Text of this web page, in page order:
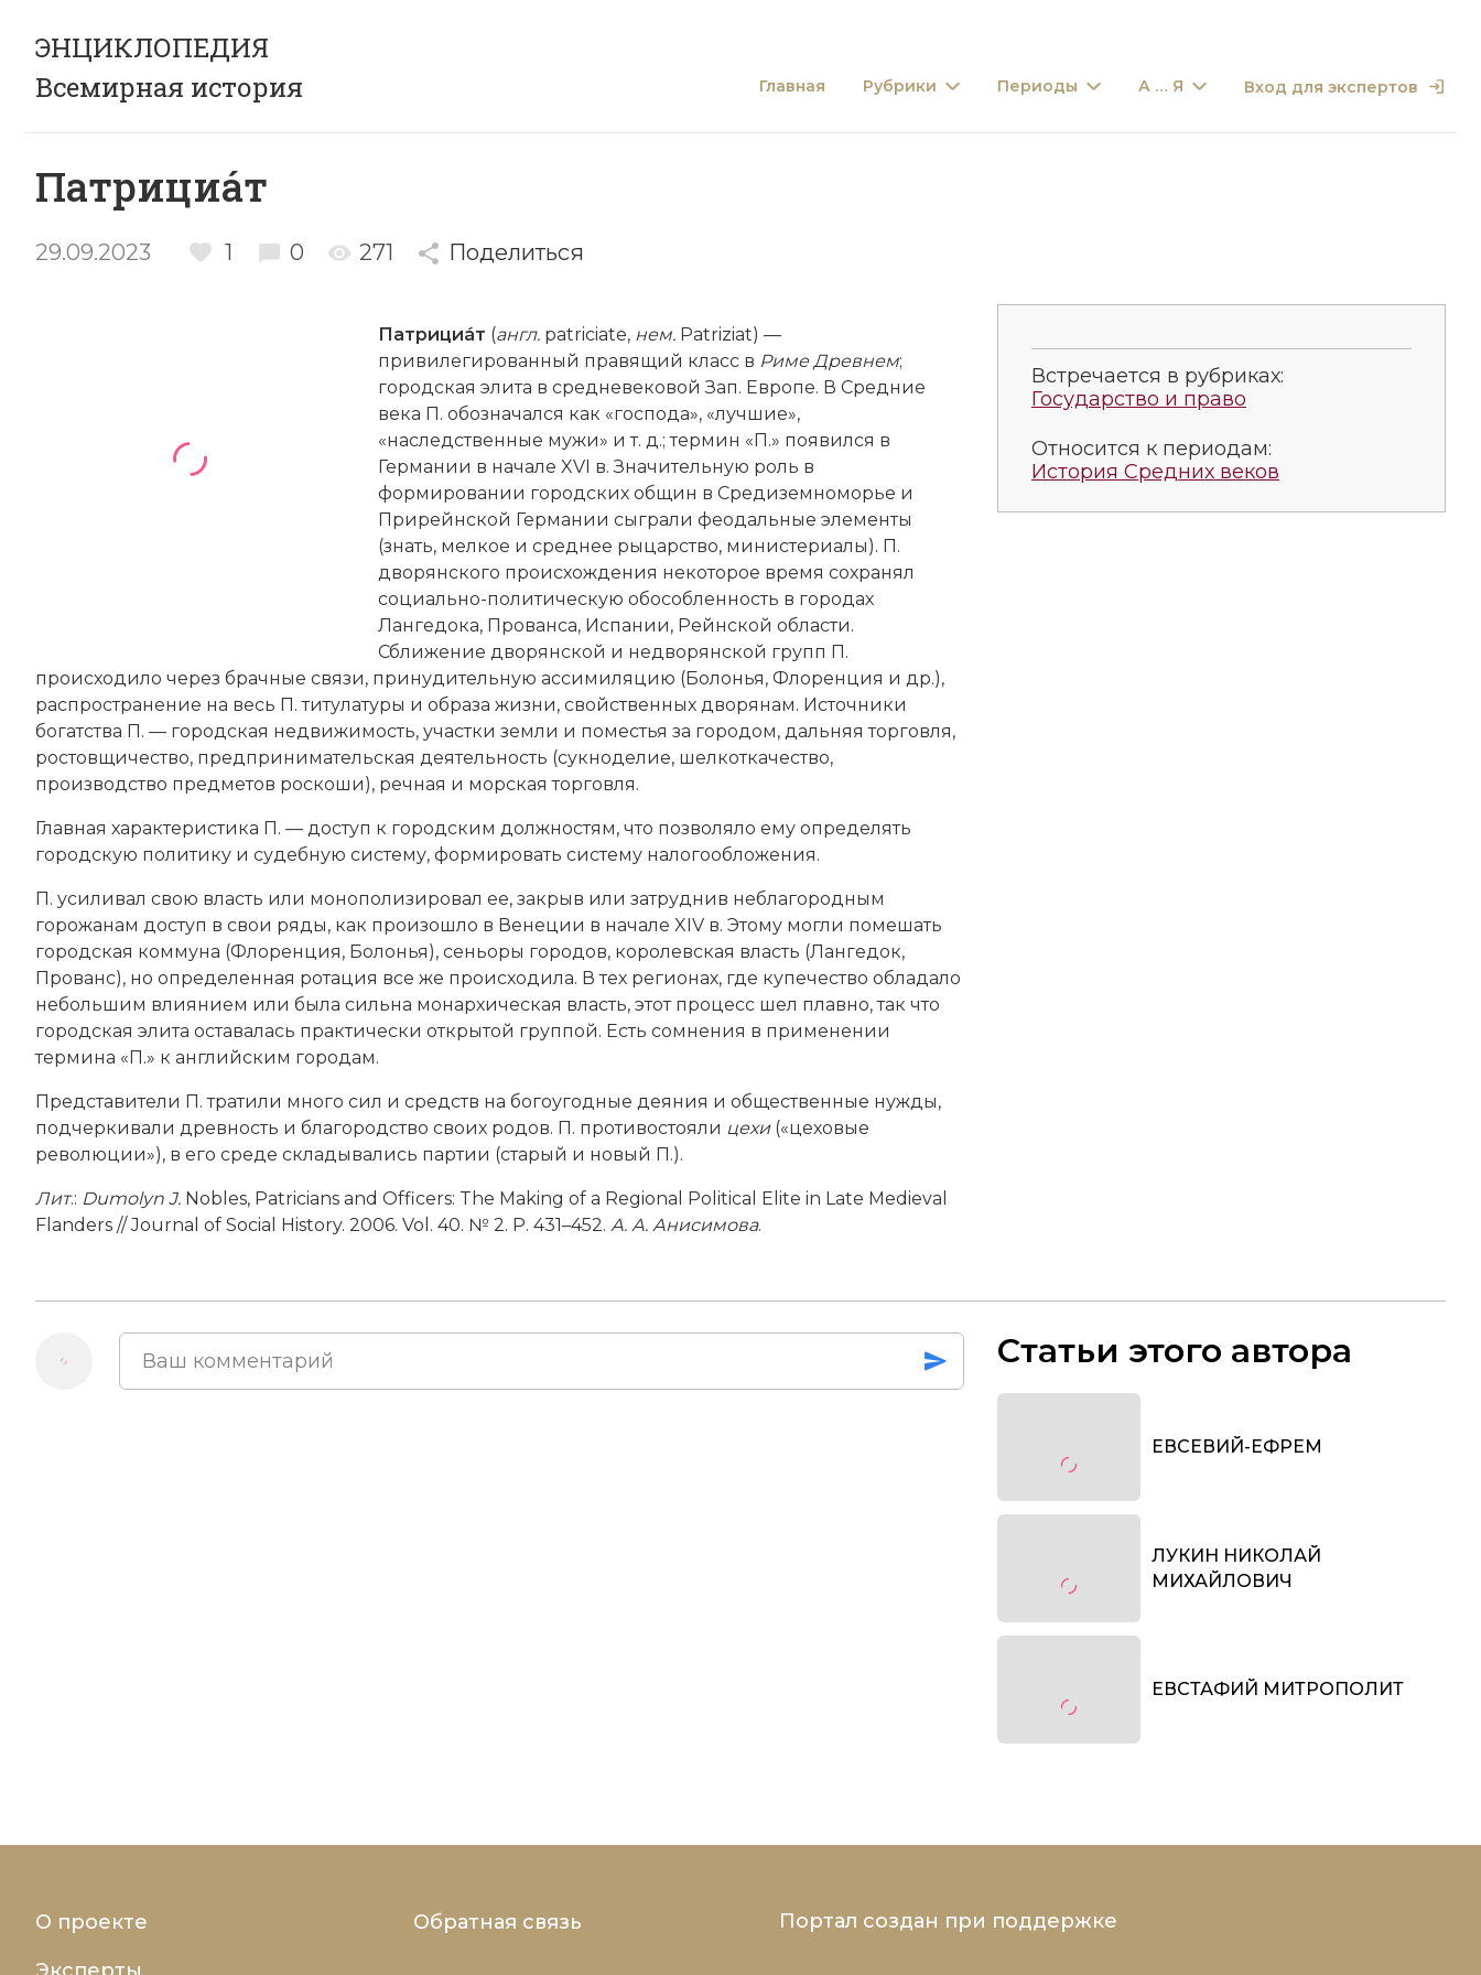
ЭНЦИКЛОПЕДИЯ
Всемирная история
Главная Рубрики Периоды А … Я Вход для экспертов
Патрициáт
29.09.2023 1 0 271 Поделиться
Патрициáт (англ.patriciate, нем.Patriziat) —
привилегированный правящий класс в Риме Древнем;
городская элита в средневековой Зап. Европе. В Средние
века П. обозначался как «господа», «лучшие»,
«наследственные мужи» и т. д.; термин «П.» появился в
Германии в начале XVI в. Значительную роль в
формировании городских общин в Средиземноморье и
Прирейнской Германии сыграли феодальные элементы
(знать, мелкое и среднее рыцарство, министериалы). П.
дворянского происхождения некоторое время сохранял
социально-политическую обособленность в городах
Лангедока, Прованса, Испании, Рейнской области.
Сближение дворянской и недворянской групп П.
происходило через брачные связи, принудительную ассимиляцию (Болонья, Флоренция и др.),
распространение на весь П. титулатуры и образа жизни, свой­ственных дворянам. Источники
богатства П. — городская недвижимость, участки земли и поместья за городом, дальняя торговля,
ростовщичество, предпринимательская деятельность (сукноделие, шелкоткачество,
производство предметов роскоши), речная и морская торговля.
Главная характеристика П. — доступ к городским должностям, что позволяло ему определять
городскую политику и судебную систему, формировать систему налогообложения.
П. усиливал свою власть или монополизировал ее, закрыв или затруднив неблагородным
горожанам доступ в свои ряды, как произошло в Венеции в начале XIV в. Этому могли помешать
городская коммуна (Флоренция, Болонья), сеньоры городов, королевская власть (Лангедок,
Прованс), но определенная ротация все же происходила. В тех регионах, где купечество обладало
небольшим влиянием или была сильна монархическая власть, этот процесс шел плавно, так что
городская элита оставалась практически открытой группой. Есть сомнения в применении
термина «П.» к английским городам.
Представители П. тратили много сил и средств на богоугодные деяния и общественные нужды,
подчеркивали древность и благородство своих родов. П. противостояли цехи(«цеховые
революции»), в его среде складывались партии (старый и новый П.).
Лит.: Dumolyn J. Nobles, Patricians and Officers: The Making of a Regional Political Elite in Late Medieval
Flanders // Journal of Social History. 2006. Vol. 40. № 2. P. 431–452. А. А. Анисимова.
Встречается в рубриках:
Государство и право
Относится к периодам:
История Средних веков
Статьи этого автора
ЕВСЕВИЙ-ЕФРЕМ
ЛУКИН НИКОЛАЙ
МИХАЙЛОВИЧ
ЕВСТАФИЙ МИТРОПОЛИТ
О проекте
Обратная связь Портал создан при поддержке